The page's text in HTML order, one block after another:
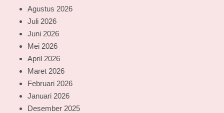
Agustus 2026
Juli 2026
Juni 2026
Mei 2026
April 2026
Maret 2026
Februari 2026
Januari 2026
Desember 2025